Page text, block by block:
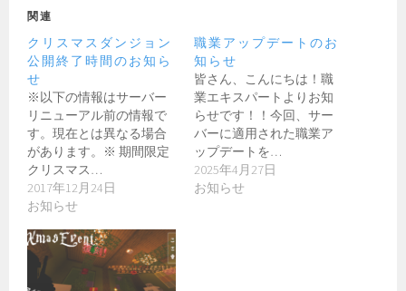
関連
クリスマスダンジョン
公開終了時間のお知ら
せ
※以下の情報はサーバー
リニューアル前の情報で
す。現在とは異なる場合
があります。※ 期間限定
クリスマス…
2017年12月24日
お知らせ
職業アップデートのお
知らせ
皆さん、こんにちは！職
業エキスパートよりお知
らせです！！今回、サー
バーに適用された職業ア
ップデートを…
2025年4月27日
お知らせ